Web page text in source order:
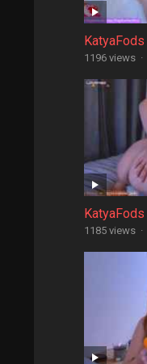
KatyaFods
1196 views ·
KatyaFods
1185 views ·